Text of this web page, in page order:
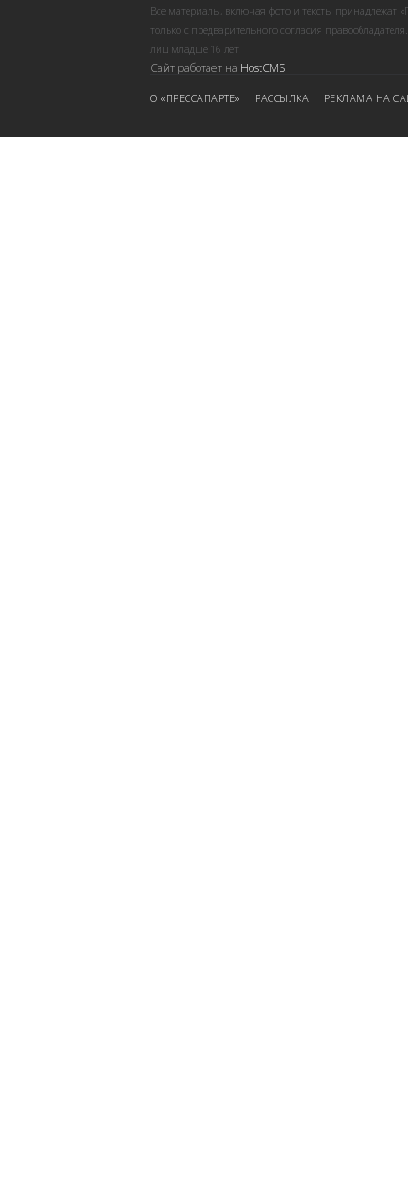
Все материалы, включая фото и тексты принадлежат
только с предварительного согласия
лиц младше 16 лет.
Сайт работает на HostCMS
О «ПРЕССАПАРТЕ» РАССЫЛКА РЕКЛАМА НА